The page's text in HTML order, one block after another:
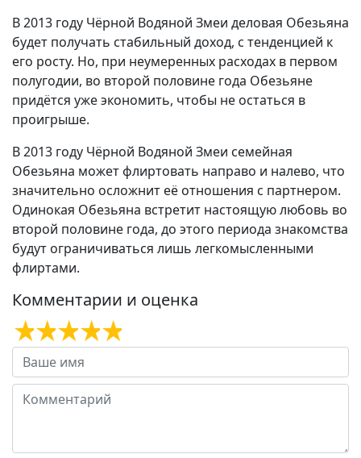
В 2013 году Чёрной Водяной Змеи деловая Обезьяна
будет получать стабильный доход, с тенденцией к
его росту. Но, при неумеренных расходах в первом
полугодии, во второй половине года Обезьяне
придётся уже экономить, чтобы не остаться в
проигрыше.
В 2013 году Чёрной Водяной Змеи семейная
Обезьяна может флиртовать направо и налево, что
значительно осложнит её отношения с партнером.
Одинокая Обезьяна встретит настоящую любовь во
второй половине года, до этого периода знакомства
будут ограничиваться лишь легкомысленными
флиртами.
Комментарии и оценка